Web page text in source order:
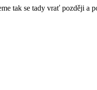
tak se tady vrať později a